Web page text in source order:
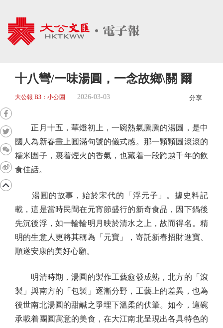
十八彎/一味湯圓，一念故鄉\關 爾
大公報 B3：小公園 2026-03-03 分享
正月十五，華燈初上，一碗熱氣騰騰的湯圓，是中
國人為新春畫上圓滿句號的儀式感。那一顆顆圓滾滾的
糯米團子，裹着煙火的香氣，也藏着一段跨越千年的飲
食佳話。
湯圓的故事，始於宋代的「浮元子」。據史料記
載，這是當時民間在元宵節盛行的新奇食品，因下鍋後
先沉後浮，如一輪輪明月映於清水之上，故而得名。精
明的生意人更將其稱為「元寶」，寄託新春招財進寶、
順遂安康的美好心願。
明清時期，湯圓的製作工藝愈發成熟，北方的「滾
製」與南方的「包製」逐漸分野，工藝上的差異，也為
後世南北湯圓的甜鹹之爭埋下溫柔的伏筆。如今，這碗
承載着團圓寓意的美食，在大江南北呈現出各具特色的